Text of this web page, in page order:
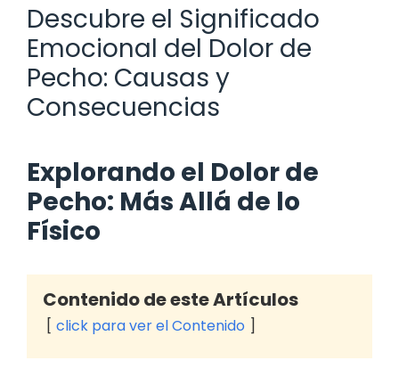
Descubre el Significado
Emocional del Dolor de
Pecho: Causas y
Consecuencias
Explorando el Dolor de
Pecho: Más Allá de lo
Físico
Contenido de este Artículos
click para ver el Contenido